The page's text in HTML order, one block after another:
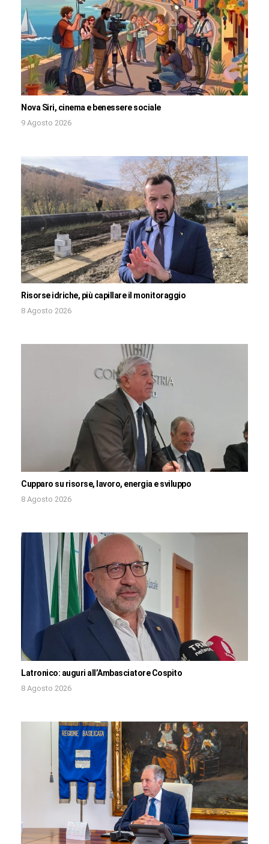
Nova Siri, cinema e benessere sociale
9 Agosto 2026
Risorse idriche, più capillare il monitoraggio
8 Agosto 2026
Cupparo su risorse, lavoro, energia e sviluppo
8 Agosto 2026
Latronico: auguri all’Ambasciatore Cospito
8 Agosto 2026